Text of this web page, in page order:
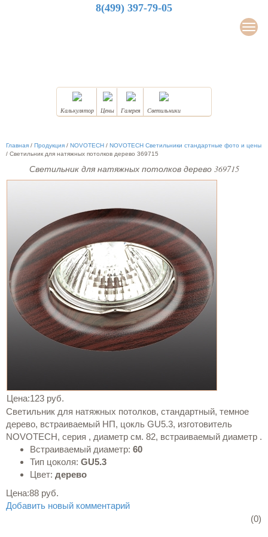
8(499) 397-79-05
Калькулятор Цены Галерея Светильники
Главная / Продукция / NOVOTECH / NOVOTECH Светильники стандартные фото и цены
/ Светильник для натяжных потолков дерево 369715
Светильник для натяжных потолков дерево 369715
Цена:123 руб.
Светильник для натяжных потолков, стандартный, темное
дерево, встраиваемый НП, цокль GU5.3, изготовитель
NOVOTECH, серия , диаметр см. 82, встраиваемый диаметр .
Встраиваемый диаметр: 60
Тип цоколя: GU5.3
Цвет: дерево
Цена:88 руб.
Добавить новый комментарий
(0)